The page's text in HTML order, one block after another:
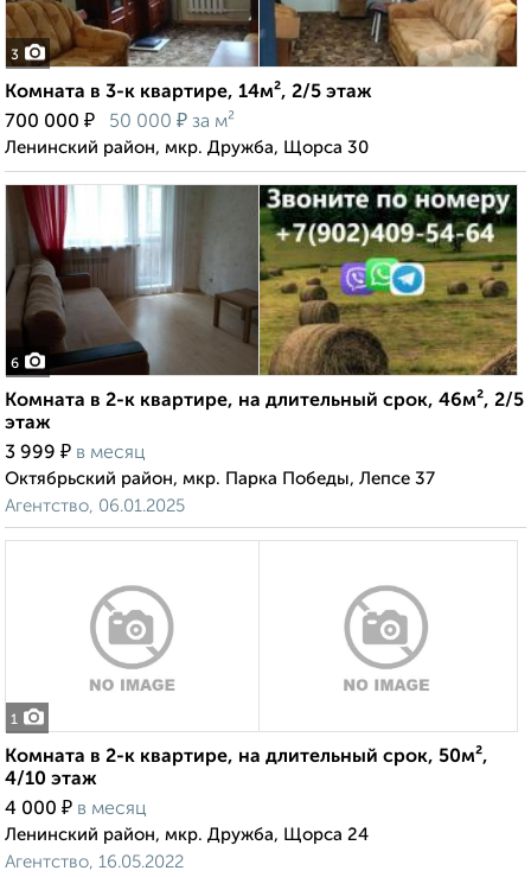
3
Комната в 3-к квартире, 14м², 2/5 этаж
700 000 ₽ 50 000 ₽ за м²
Ленинский район, мкр. Дружба, Щорса 30
6
Комната в 2-к квартире, на длительный срок, 46м², 2/5
этаж
3 999 ₽ в месяц
Октябрьский район, мкр. Парка Победы, Лепсе 37
Агентство, 06.01.2025
1
Комната в 2-к квартире, на длительный срок, 50м²,
4/10 этаж
4 000 ₽ в месяц
Ленинский район, мкр. Дружба, Щорса 24
Агентство, 16.05.2022